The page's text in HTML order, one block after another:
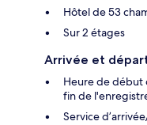
Hôtel de 53
Sur 2 étages
Arrivée et
Heure de début
fin de
Service